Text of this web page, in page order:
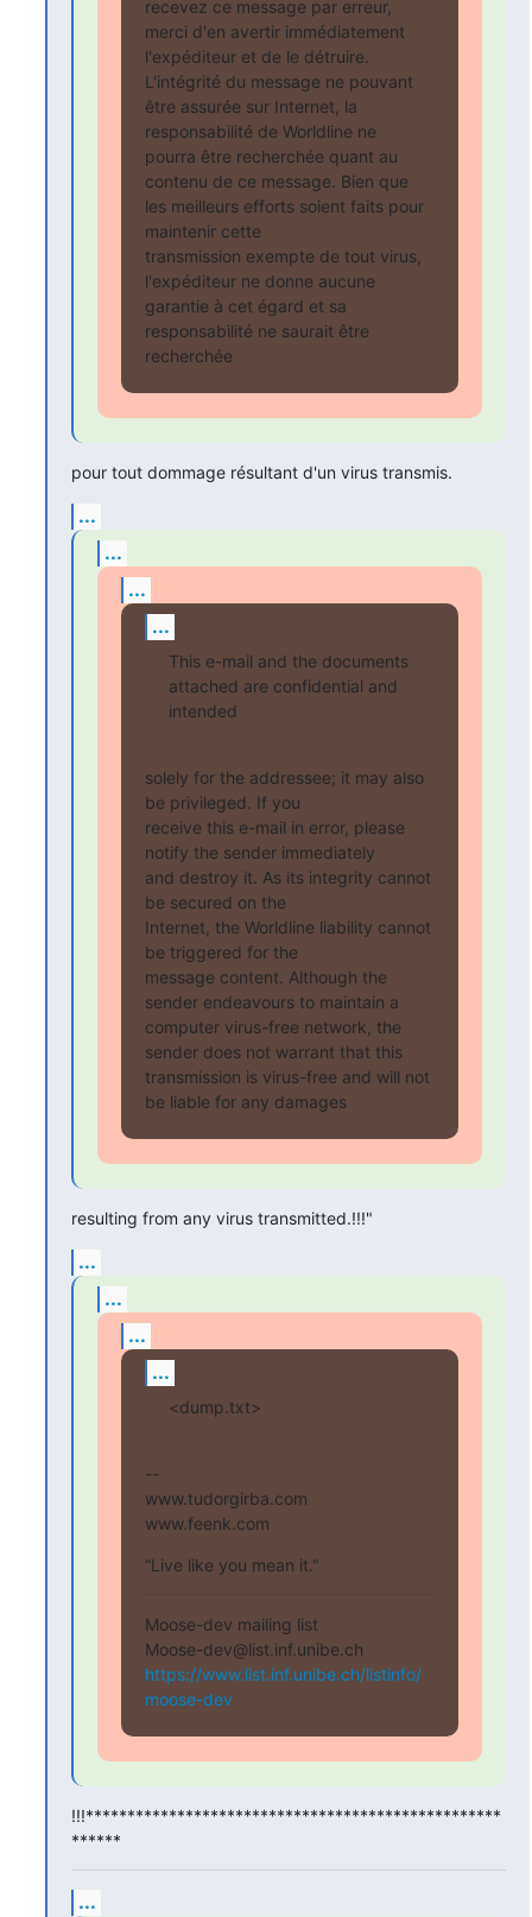
recevez ce message par erreur,
merci d'en avertir immédiatement
l'expéditeur et de le détruire.
L'intégrité du message ne pouvant
être assurée sur Internet, la
responsabilité de Worldline ne
pourra être recherchée quant au
contenu de ce message. Bien que
les meilleurs efforts soient faits pour
maintenir cette
transmission exempte de tout virus,
l'expéditeur ne donne aucune
garantie à cet égard et sa
responsabilité ne saurait être
recherchée
pour tout dommage résultant d'un virus transmis.
...
...
...
...
This e-mail and the documents
attached are confidential and
intended
solely for the addressee; it may also
be privileged. If you
receive this e-mail in error, please
notify the sender immediately
and destroy it. As its integrity cannot
be secured on the
Internet, the Worldline liability cannot
be triggered for the
message content. Although the
sender endeavours to maintain a
computer virus-free network, the
sender does not warrant that this
transmission is virus-free and will not
be liable for any damages
resulting from any virus transmitted.!!!"
...
...
...
...
<dump.txt>
--
www.tudorgirba.com
www.feenk.com
“Live like you mean it."
Moose-dev mailing list
https://www.list.inf.unibe.ch/listinfo/
moose-dev
!!!**************************************************
******
...